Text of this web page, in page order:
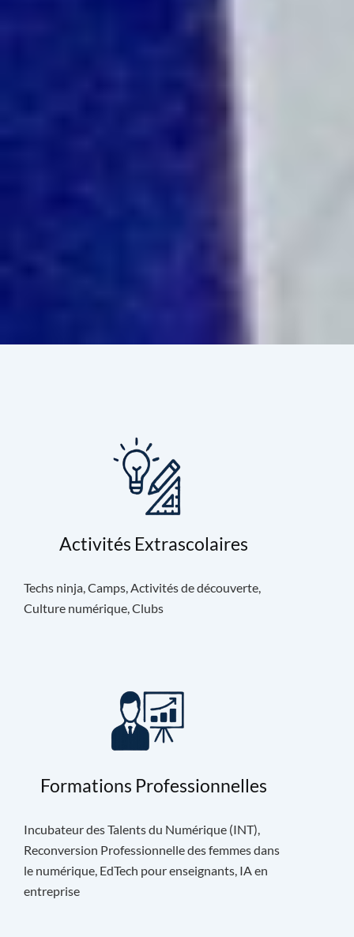
Activités Extrascolaires
Techs ninja, Camps, Activités de découverte,
Culture numérique, Clubs
Formations Professionnelles
Incubateur des Talents du Numérique (INT),
Reconversion Professionnelle des femmes dans
le numérique, EdTech pour enseignants, IA en
entreprise